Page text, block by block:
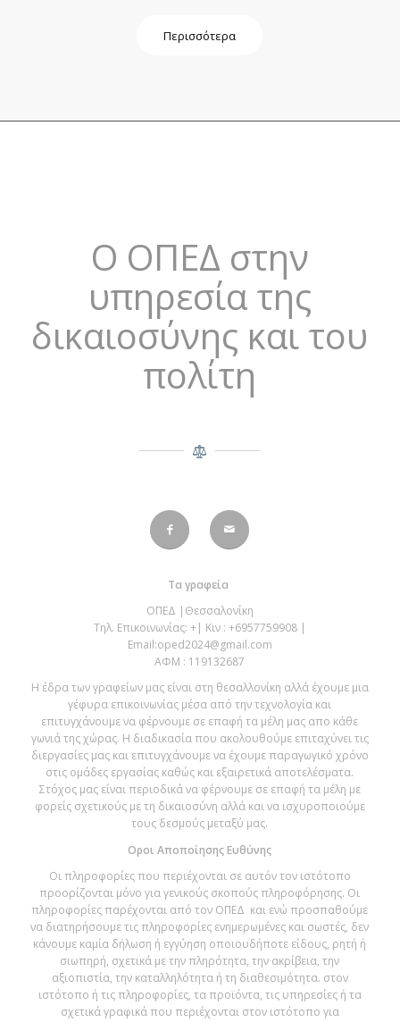
Περισσότερα
O ΟΠΕΔ στην
υπηρεσία της
δικαιοσύνης και του
πολίτη
Τα γραφεία
ΟΠΕΔ |Θεσσαλονίκη
Τηλ. Επικοινωνίας: +| Κιν : +6957759908 |
Email:oped2024@gmail.com
ΑΦΜ : 119132687
Η έδρα των γραφείων μας είναι στη θεσαλλονίκη αλλά έχουμε μια
γέφυρα επικοινωνίας μέσα από την τεχνολογία και
επιτυγχάνουμε να φέρνουμε σε επαφή τα μέλη μας απο κάθε
γωνιά της χώρας. Η διαδικασία που ακολουθούμε επιταχύνει τις
διεργασίες μας και επιτυγχάνουμε να έχουμε παραγωγικό χρόνο
στις ομάδες εργασίας καθώς και εξαιρετικά αποτελέσματα.
Στόχος μας είναι περιοδικά να φέρνουμε σε επαφή τα μέλη με
φορείς σχετικούς με τη δικαιοσύνη αλλά και να ισχυροποιούμε
τους δεσμούς μεταξύ μας.
Οροι Αποποίησης Ευθύνης
Οι πληροφορίες που περιέχονται σε αυτόν τον ιστότοπο
προορίζονται μόνο για γενικούς σκοπούς πληροφόρησης. Οι
πληροφορίες παρέχονται από τον ΟΠΕΔ και ενώ προσπαθούμε
να διατηρήσουμε τις πληροφορίες ενημερωμένες και σωστές, δεν
κάνουμε καμία δήλωση ή εγγύηση οποιουδήποτε είδους, ρητή ή
σιωπηρή, σχετικά με την πληρότητα, την ακρίβεια, την
αξιοπιστία, την καταλληλότητα ή τη διαθεσιμότητα. στον
ιστότοπο ή τις πληροφορίες, τα προϊόντα, τις υπηρεσίες ή τα
σχετικά γραφικά που περιέχονται στον ιστότοπο για